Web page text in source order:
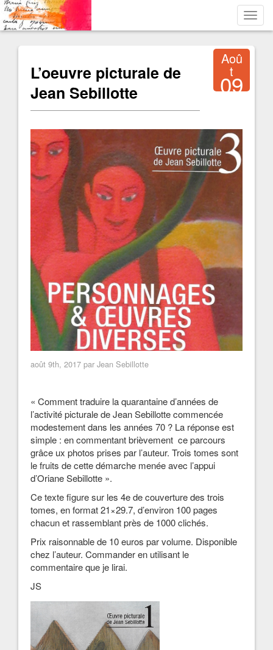
L’oeuvre picturale de
Jean Sebillotte
Aoû
t
09
août 9th, 2017 par Jean Sebillotte
« Comment traduire la quarantaine d’années de
l’activité picturale de Jean Sebillotte commencée
modestement dans les années 70 ? La réponse est
simple : en commentant brièvement ce parcours
grâce ux photos prises par l’auteur. Trois tomes sont
le fruits de cette démarche menée avec l’appui
d’Oriane Sebillotte ».
Ce texte figure sur les 4e de couverture des trois
tomes, en format 21×29.7, d’environ 100 pages
chacun et rassemblant près de 1000 clichés.
Prix raisonnable de 10 euros par volume. Disponible
chez l’auteur. Commander en utilisant le
commentaire que je lirai.
JS